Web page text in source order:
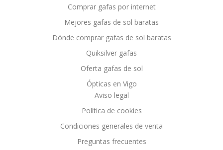
Comprar gafas por internet
Mejores gafas de sol baratas
Dónde comprar gafas de sol baratas
Quiksilver gafas
Oferta gafas de sol
Ópticas en Vigo
Aviso legal
Política de cookies
Condiciones generales de venta
Preguntas frecuentes